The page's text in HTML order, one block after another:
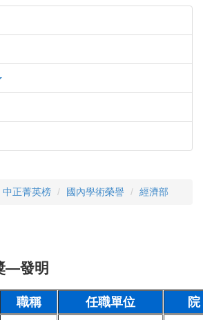
中正菁英榜 國內學術榮譽 經濟部
—發明
職稱 任職單位 院